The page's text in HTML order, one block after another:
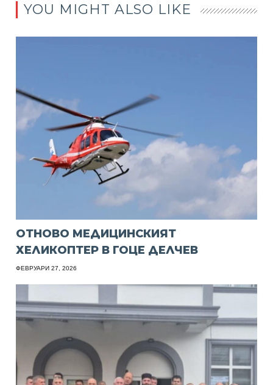
YOU MIGHT ALSO LIKE
ОТНОВО МЕДИЦИНСКИЯТ
ХЕЛИКОПТЕР В ГОЦЕ ДЕЛЧЕВ
ФЕВРУАРИ 27, 2026